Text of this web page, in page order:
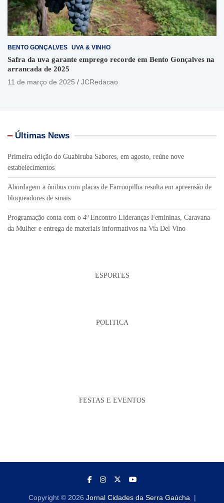
BENTO GONÇALVES UVA & VINHO
Safra da uva garante emprego recorde em Bento Gonçalves na
arrancada de 2025
11 de março de 2025
JCRedacao
Últimas News
Primeira edição do Guabiruba Sabores, em agosto, reúne nove
estabelecimentos
Abordagem a ônibus com placas de Farroupilha resulta em apreensão de
bloqueadores de sinais
Programação conta com o 4º Encontro Lideranças Femininas, Caravana
da Mulher e entrega de materiais informativos na Via Del Vino
ESPORTES
POLITICA
FESTAS E EVENTOS
Copyright © 2026 Jornal Cidades da Serra Gaúcha